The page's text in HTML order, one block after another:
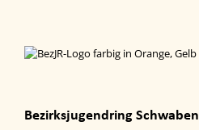
Bezirksjugendring Schwaben